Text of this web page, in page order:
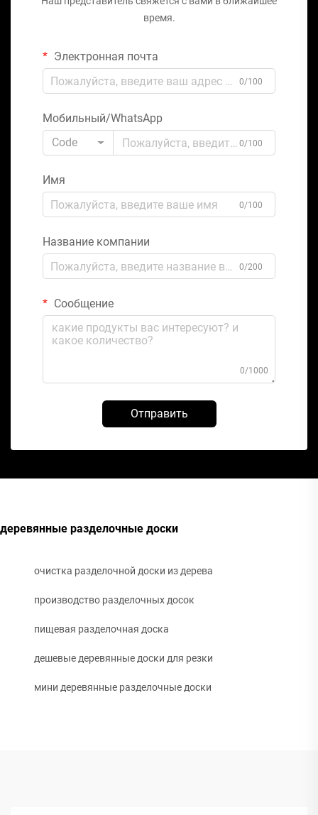
время.
Электронная почта
0/100
Мобильный/WhatsApp
Code
0/100
Имя
0/100
Название компании
0/200
Сообщение
0/1000
Отправить
деревянные разделочные доски
очистка разделочной доски из дерева
производство разделочных досок
пищевая разделочная доска
дешевые деревянные доски для резки
мини деревянные разделочные доски